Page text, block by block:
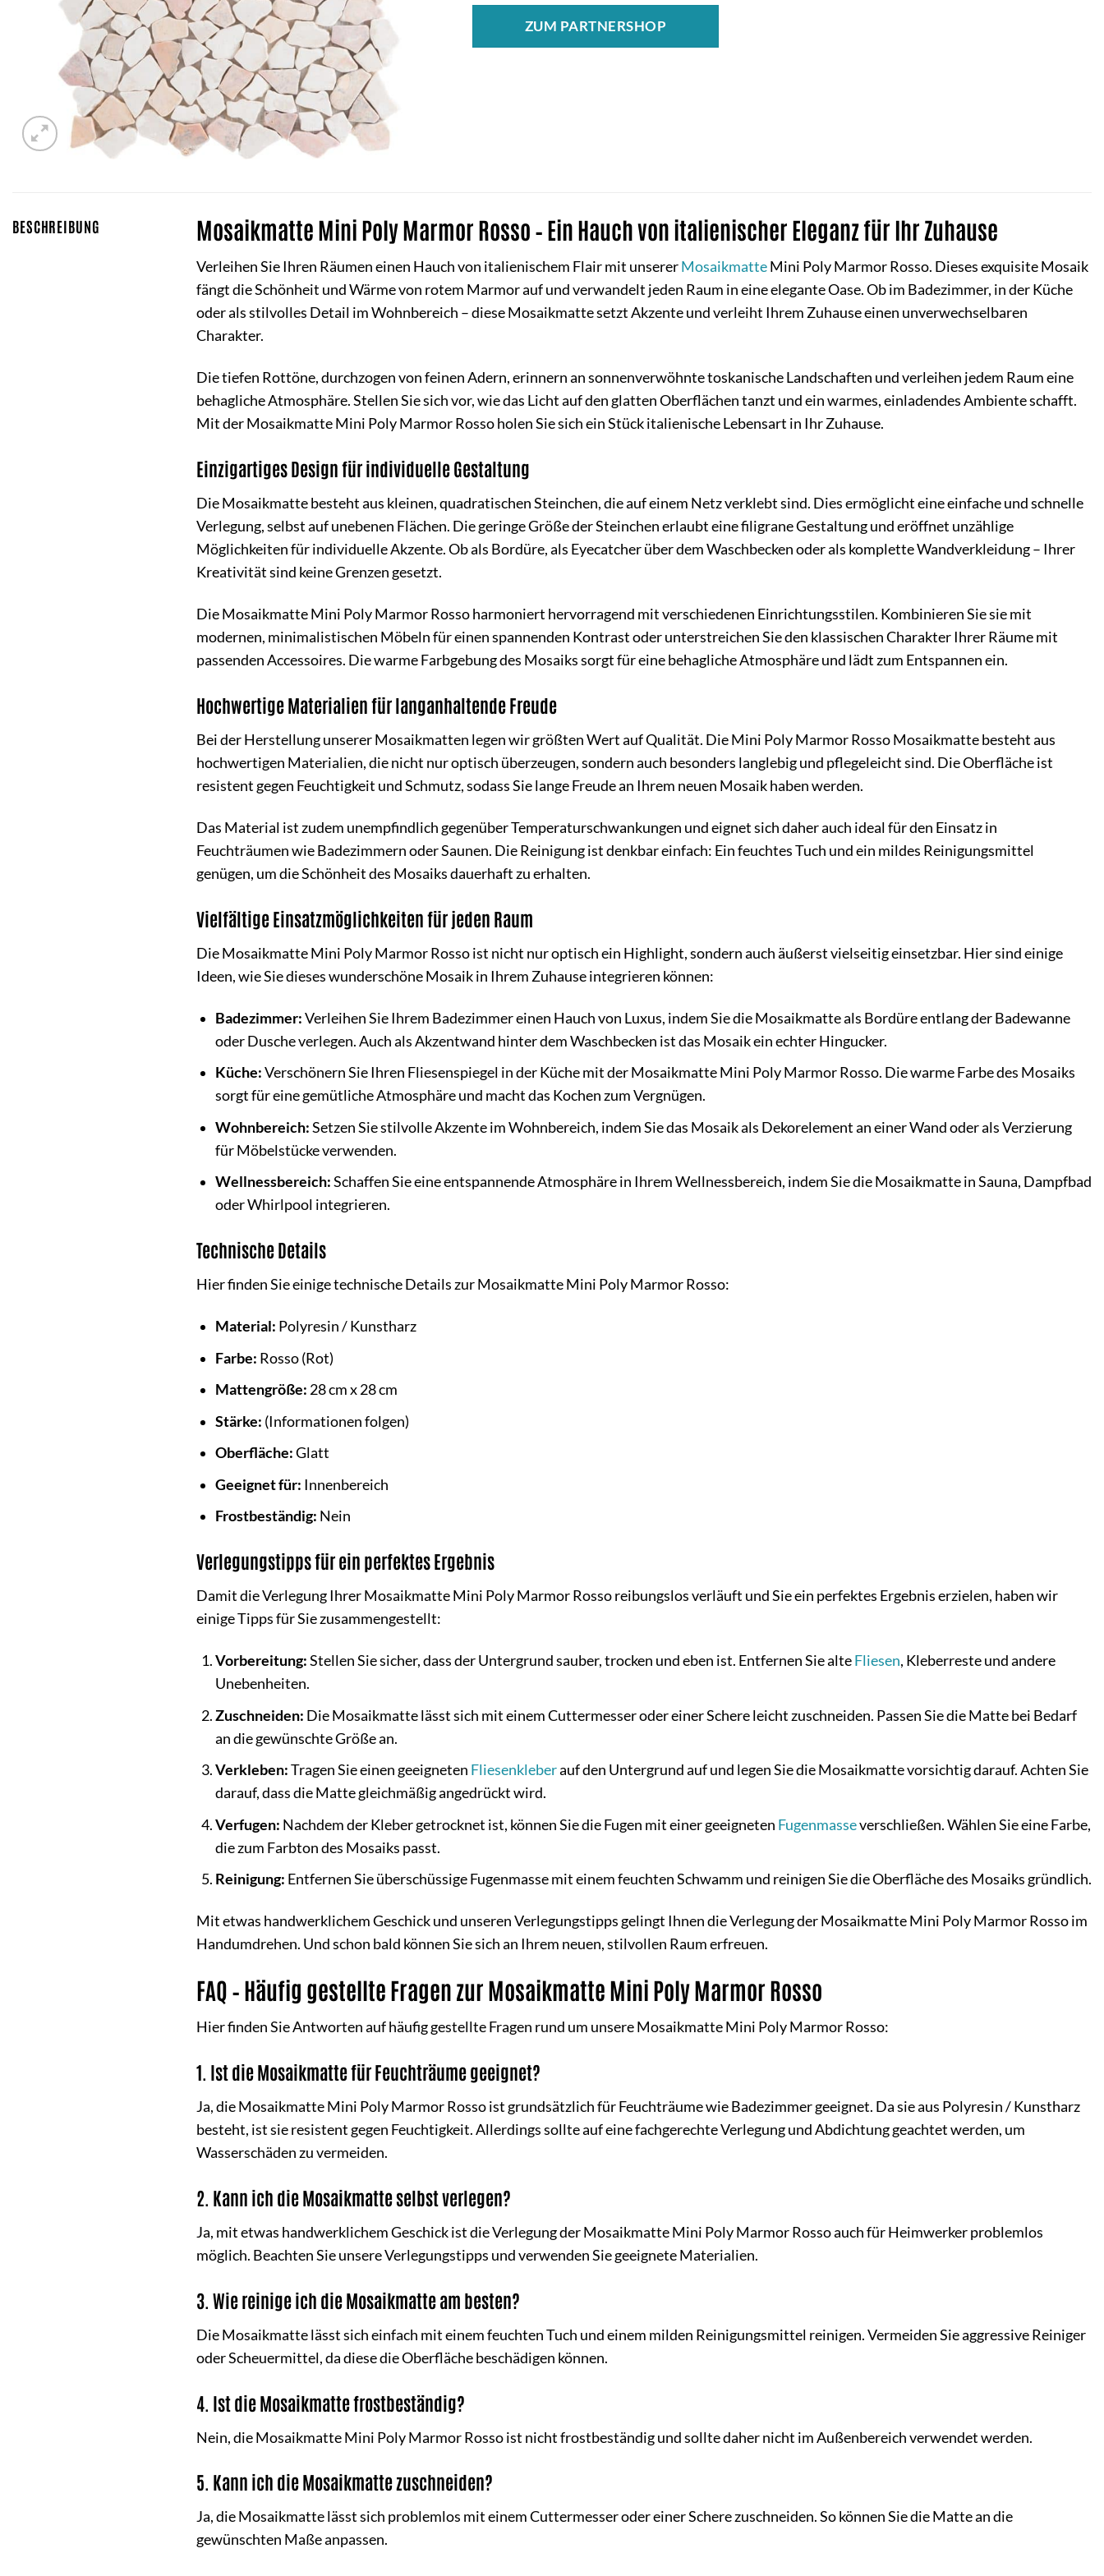
ZUM PARTNERSHOP
BESCHREIBUNG Mosaikmatte Mini Poly Marmor Rosso – Ein Hauch von italienischer Eleganz für Ihr Zuhause
Verleihen Sie Ihren Räumen einen Hauch von italienischem Flair mit unsererMosaikmatteMini Poly Marmor Rosso. Dieses exquisite Mosaik
fängt die Schönheit und Wärme von rotem Marmor auf und verwandelt jeden Raum in eine elegante Oase. Ob im Badezimmer, in der Küche
oder als stilvolles Detail im Wohnbereich – diese Mosaikmatte setzt Akzente und verleiht Ihrem Zuhause einen unverwechselbaren
Charakter.
Die tiefen Rottöne, durchzogen von feinen Adern, erinnern an sonnenverwöhnte toskanische Landschaften und verleihen jedem Raum eine
behagliche Atmosphäre. Stellen Sie sich vor, wie das Licht auf den glatten Oberflächen tanzt und ein warmes, einladendes Ambiente schafft.
Mit der Mosaikmatte Mini Poly Marmor Rosso holen Sie sich ein Stück italienische Lebensart in Ihr Zuhause.
Einzigartiges Design für individuelle Gestaltung
Die Mosaikmatte besteht aus kleinen, quadratischen Steinchen, die auf einem Netz verklebt sind. Dies ermöglicht eine einfache und schnelle
Verlegung, selbst auf unebenen Flächen. Die geringe Größe der Steinchen erlaubt eine filigrane Gestaltung und eröffnet unzählige
Möglichkeiten für individuelle Akzente. Ob als Bordüre, als Eyecatcher über dem Waschbecken oder als komplette Wandverkleidung – Ihrer
Kreativität sind keine Grenzen gesetzt.
Die Mosaikmatte Mini Poly Marmor Rosso harmoniert hervorragend mit verschiedenen Einrichtungsstilen. Kombinieren Sie sie mit
modernen, minimalistischen Möbeln für einen spannenden Kontrast oder unterstreichen Sie den klassischen Charakter Ihrer Räume mit
passenden Accessoires. Die warme Farbgebung des Mosaiks sorgt für eine behagliche Atmosphäre und lädt zum Entspannen ein.
Hochwertige Materialien für langanhaltende Freude
Bei der Herstellung unserer Mosaikmatten legen wir größten Wert auf Qualität. Die Mini Poly Marmor Rosso Mosaikmatte besteht aus
hochwertigen Materialien, die nicht nur optisch überzeugen, sondern auch besonders langlebig und pflegeleicht sind. Die Oberfläche ist
resistent gegen Feuchtigkeit und Schmutz, sodass Sie lange Freude an Ihrem neuen Mosaik haben werden.
Das Material ist zudem unempfindlich gegenüber Temperaturschwankungen und eignet sich daher auch ideal für den Einsatz in
Feuchträumen wie Badezimmern oder Saunen. Die Reinigung ist denkbar einfach: Ein feuchtes Tuch und ein mildes Reinigungsmittel
genügen, um die Schönheit des Mosaiks dauerhaft zu erhalten.
Vielfältige Einsatzmöglichkeiten für jeden Raum
Die Mosaikmatte Mini Poly Marmor Rosso ist nicht nur optisch ein Highlight, sondern auch äußerst vielseitig einsetzbar. Hier sind einige
Ideen, wie Sie dieses wunderschöne Mosaik in Ihrem Zuhause integrieren können:
Badezimmer:Verleihen Sie Ihrem Badezimmer einen Hauch von Luxus, indem Sie die Mosaikmatte als Bordüre entlang der Badewanne
oder Dusche verlegen. Auch als Akzentwand hinter dem Waschbecken ist das Mosaik ein echter Hingucker.
Küche:Verschönern Sie Ihren Fliesenspiegel in der Küche mit der Mosaikmatte Mini Poly Marmor Rosso. Die warme Farbe des Mosaiks
sorgt für eine gemütliche Atmosphäre und macht das Kochen zum Vergnügen.
Wohnbereich:Setzen Sie stilvolle Akzente im Wohnbereich, indem Sie das Mosaik als Dekorelement an einer Wand oder als Verzierung
für Möbelstücke verwenden.
Wellnessbereich:Schaffen Sie eine entspannende Atmosphäre in Ihrem Wellnessbereich, indem Sie die Mosaikmatte in Sauna, Dampfbad
oder Whirlpool integrieren.
Technische Details
Hier finden Sie einige technische Details zur Mosaikmatte Mini Poly Marmor Rosso:
Material: Polyresin / Kunstharz
Farbe: Rosso (Rot)
Mattengröße: 28 cm x 28 cm
Stärke: (Informationen folgen)
Oberfläche:Glatt
Geeignet für: Innenbereich
Frostbeständig: Nein
Verlegungstipps für ein perfektes Ergebnis
Damit die Verlegung Ihrer Mosaikmatte Mini Poly Marmor Rosso reibungslos verläuft und Sie ein perfektes Ergebnis erzielen, haben wir
einige Tipps für Sie zusammengestellt:
Vorbereitung:Stellen Sie sicher, dass der Untergrund sauber, trocken und eben ist. Entfernen Sie alteFliesen, Kleberreste und andere
Unebenheiten.
Zuschneiden: Die Mosaikmatte lässt sich mit einem Cuttermesser oder einer Schere leicht zuschneiden. Passen Sie die Matte bei Bedarf
an die gewünschte Größe an.
Verkleben:Tragen Sie einen geeigneten Fliesenkleberauf den Untergrund auf und legen Sie die Mosaikmatte vorsichtig darauf. Achten Sie
darauf, dass die Matte gleichmäßig angedrückt wird.
Verfugen: Nachdem der Kleber getrocknet ist, können Sie die Fugen mit einer geeigneten Fugenmasseverschließen. Wählen Sie eine Farbe,
die zum Farbton des Mosaiks passt.
Reinigung: Entfernen Sie überschüssige Fugenmasse mit einem feuchten Schwamm und reinigen Sie die Oberfläche des Mosaiks gründlich.
Mit etwas handwerklichem Geschick und unseren Verlegungstipps gelingt Ihnen die Verlegung der Mosaikmatte Mini Poly Marmor Rosso im
Handumdrehen. Und schon bald können Sie sich an Ihrem neuen, stilvollen Raum erfreuen.
FAQ – Häufig gestellte Fragen zur Mosaikmatte Mini Poly Marmor Rosso
Hier finden Sie Antworten auf häufig gestellte Fragen rund um unsere Mosaikmatte Mini Poly Marmor Rosso:
1. Ist die Mosaikmatte für Feuchträume geeignet?
Ja, die Mosaikmatte Mini Poly Marmor Rosso ist grundsätzlich für Feuchträume wie Badezimmer geeignet. Da sie aus Polyresin / Kunstharz
besteht, ist sie resistent gegen Feuchtigkeit. Allerdings sollte auf eine fachgerechte Verlegung und Abdichtung geachtet werden, um
Wasserschäden zu vermeiden.
2. Kann ich die Mosaikmatte selbst verlegen?
Ja, mit etwas handwerklichem Geschick ist die Verlegung der Mosaikmatte Mini Poly Marmor Rosso auch für Heimwerker problemlos
möglich. Beachten Sie unsere Verlegungstipps und verwenden Sie geeignete Materialien.
3. Wie reinige ich die Mosaikmatte am besten?
Die Mosaikmatte lässt sich einfach mit einem feuchten Tuch und einem milden Reinigungsmittel reinigen. Vermeiden Sie aggressive Reiniger
oder Scheuermittel, da diese die Oberfläche beschädigen können.
4. Ist die Mosaikmatte frostbeständig?
Nein, die Mosaikmatte Mini Poly Marmor Rosso ist nicht frostbeständig und sollte daher nicht im Außenbereich verwendet werden.
5. Kann ich die Mosaikmatte zuschneiden?
Ja, die Mosaikmatte lässt sich problemlos mit einem Cuttermesser oder einer Schere zuschneiden. So können Sie die Matte an die
gewünschten Maße anpassen.